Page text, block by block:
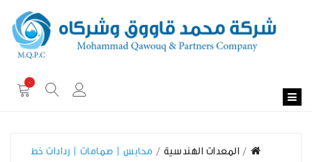
0
المعدات الهندسية محابس | صمامات | ردادات خط